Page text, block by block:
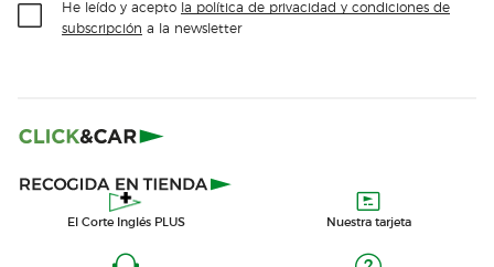
He leído y acepto la política de privacidad y condiciones de
subscripción a la newsletter
El Corte Inglés PLUS Nuestra tarjeta